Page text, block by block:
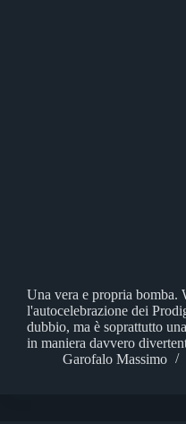
Una vera e propria bomba.
l'autocelebrazione dei
dubbio, ma è soprattutto
in maniera davvero
Garofalo Massimo